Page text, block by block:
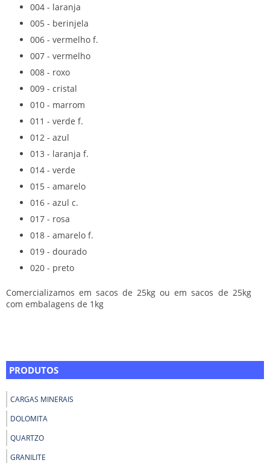
004 - laranja
005 - berinjela
006 - vermelho f.
007 - vermelho
008 - roxo
009 - cristal
010 - marrom
011 - verde f.
012 - azul
013 - laranja f.
014 - verde
015 - amarelo
016 - azul c.
017 - rosa
018 - amarelo f.
019 - dourado
020 - preto
Comercializamos em sacos de 25kg ou em sacos de 25kg
com embalagens de 1kg
PRODUTOS
CARGAS MINERAIS
DOLOMITA
QUARTZO
GRANILITE